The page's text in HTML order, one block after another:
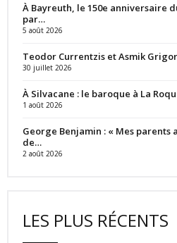
À Bayreuth, le 150e anniversaire
par…
5 août 2026
Teodor Currentzis et Asmik
30 juillet 2026
À Silvacane : le baroque à La
1 août 2026
George Benjamin : « Mes
de…
2 août 2026
LES PLUS RÉCENTS